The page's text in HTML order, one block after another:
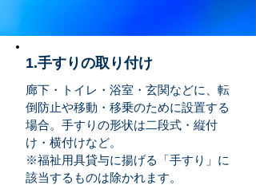
1.手すりの取り付け
廊下・トイレ・浴室・玄関などに、転
倒防止や移動・移乗のために設置する
場合。手すりの形状は二段式・縦付
け・横付けなど。
※福祉用具貸与に揚げる「手すり」に
該当するものは除かれます。